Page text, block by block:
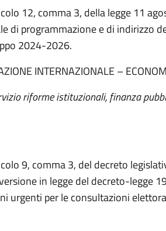
12, comma 3, della legge 11
di programmazione e di indirizzo
2024-2026.
INTERNAZIONALE –
riforme istituzionali, finanza
9, comma 3, del decreto
in legge del decreto-legge
urgenti per le consultazioni